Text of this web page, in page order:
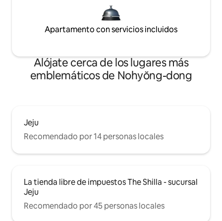
Apartamento con servicios incluidos
Alójate cerca de los lugares más
emblemáticos de Nohyŏng-dong
Jeju
Recomendado por 14 personas locales
La tienda libre de impuestos The Shilla - sucursal
Jeju
Recomendado por 45 personas locales